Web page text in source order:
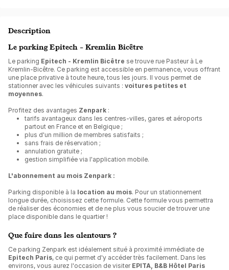
Description
Le parking Epitech - Kremlin Bicêtre
Le parking Epitech - Kremlin Bicêtre se trouve rue Pasteur à Le
Kremlin-Bicêtre. Ce parking est accessible en permanence, vous offrant
une place privative à toute heure, tous les jours. Il vous permet de
stationner avec les véhicules suivants : voitures petites et
moyennes.
Profitez des avantages Zenpark :
tarifs avantageux dans les centres-villes, gares et aéroports
partout en France et en Belgique ;
plus d'un million de membres satisfaits ;
sans frais de réservation ;
annulation gratuite ;
gestion simplifiée via l'application mobile.
L'abonnement au mois Zenpark :
Parking disponible à la location au mois. Pour un stationnement
longue durée, choisissez cette formule. Cette formule vous permettra
de réaliser des économies et de ne plus vous soucier de trouver une
place disponible dans le quartier !
Que faire dans les alentours ?
Ce parking Zenpark est idéalement situé à proximité immédiate de
Epitech Paris, ce qui permet d'y accéder très facilement. Dans les
environs, vous aurez l'occasion de visiter EPITA, B&B Hôtel Paris